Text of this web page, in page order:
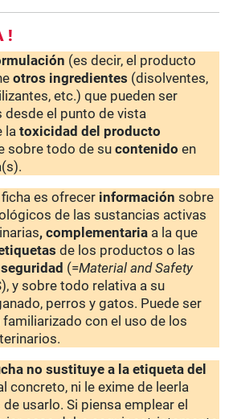
!
(es decir, el producto
otros ingredientes (disolventes,
etc.) que pueden ser
desde el punto de vista
latoxicidad del producto
sobre todo de sucontenido en
es ofrecer informaciónsobre
de las sustancias activas
, complementaria a la que
de los productos o las
(=Material and Safety
y sobre todo relativa a su
perros y gatos. Puede ser
con el uso de los
no sustituye a la etiqueta del
concreto, ni le exime de leerla
usarlo. Si piensa emplear el